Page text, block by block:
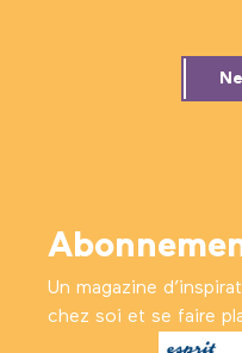
Un magazine
chez soi et se faire